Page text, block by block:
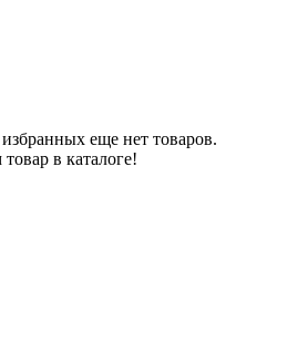
еще нет товаров.
в каталоге!